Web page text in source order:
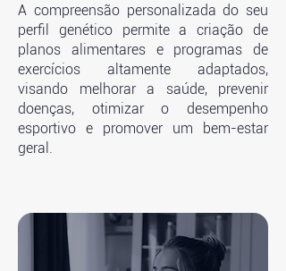
A compreensão personalizada do seu
perfil genético permite a criação de
planos alimentares e programas de
exercícios altamente adaptados,
visando melhorar a saúde, prevenir
doenças, otimizar o desempenho
esportivo e promover um bem-estar
geral.